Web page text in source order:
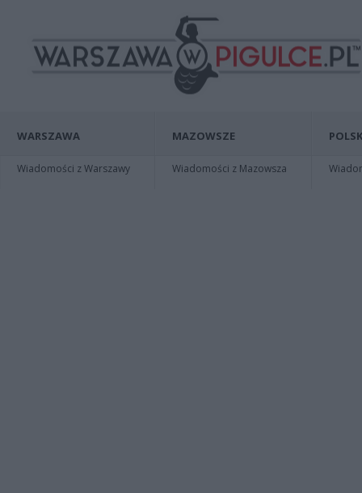
WARSZAWA
Wiadomości z Warszawy
MAZOWSZE
Wiadomości z Mazowsza